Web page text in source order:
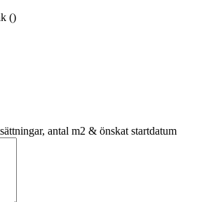
antal m2 & önskat startdatum